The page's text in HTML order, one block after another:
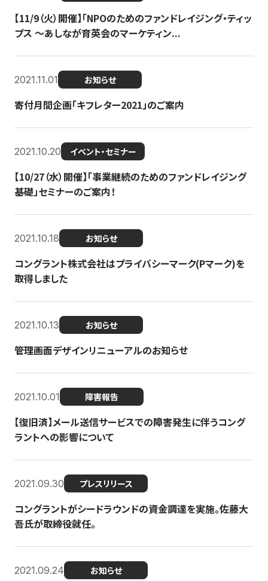
【11/9（火）開催】「NPOのためのファンドレイジング・ティッ
プス 〜あしなが育英会のマーケティン...
2021.11.01 お知らせ
寄付月間企画「キフレター2021」のご案内
2021.10.20 イベント・セミナー
【10/27（水）開催】「事業継続のためのファンドレイジング
基礎」セミナーのご案内！
2021.10.18 お知らせ
コングラント株式会社はプライバシーマーク(Pマーク)を
取得しました
2021.10.13 お知らせ
管理画面デザインリニューアルのお知らせ
2021.10.01 障害報告
【復旧済】メール送信サービスでの障害発生に伴うコング
ラントへの影響について
2021.09.30 プレスリリース
コングラントがシードラウンドの資金調達を実施。佐藤大
吾氏が取締役就任。
2021.09.24 お知らせ